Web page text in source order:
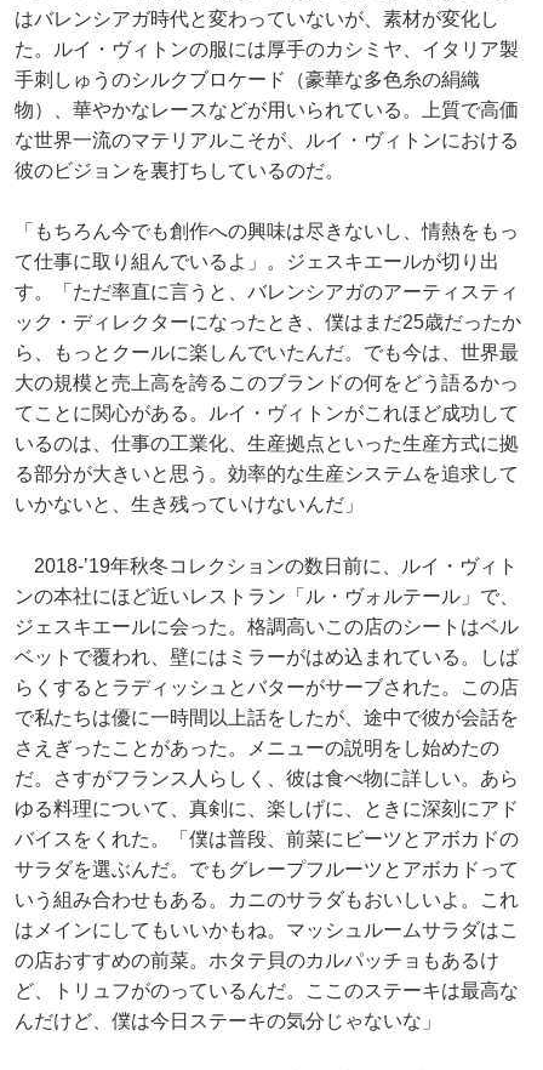
はバレンシアガ時代と変わっていないが、素材が変化し
た。ルイ・ヴィトンの服には厚手のカシミヤ、イタリア製
手刺しゅうのシルクブロケード（豪華な多色糸の絹織
物）、華やかなレースなどが用いられている。上質で高価
な世界一流のマテリアルこそが、ルイ・ヴィトンにおける
彼のビジョンを裏打ちしているのだ。
「もちろん今でも創作への興味は尽きないし、情熱をもっ
て仕事に取り組んでいるよ」。ジェスキエールが切り出
す。「ただ率直に言うと、バレンシアガのアーティスティ
ック・ディレクターになったとき、僕はまだ25歳だったか
ら、もっとクールに楽しんでいたんだ。でも今は、世界最
大の規模と売上高を誇るこのブランドの何をどう語るかっ
てことに関心がある。ルイ・ヴィトンがこれほど成功して
いるのは、仕事の工業化、生産拠点といった生産方式に拠
る部分が大きいと思う。効率的な生産システムを追求して
いかないと、生き残っていけないんだ」
2018-’19年秋冬コレクションの数日前に、ルイ・ヴィト
ンの本社にほど近いレストラン「ル・ヴォルテール」で、
ジェスキエールに会った。格調高いこの店のシートはベル
ベットで覆われ、壁にはミラーがはめ込まれている。しば
らくするとラディッシュとバターがサーブされた。この店
で私たちは優に一時間以上話をしたが、途中で彼が会話を
さえぎったことがあった。メニューの説明をし始めたの
だ。さすがフランス人らしく、彼は食べ物に詳しい。あら
ゆる料理について、真剣に、楽しげに、ときに深刻にアド
バイスをくれた。「僕は普段、前菜にビーツとアボカドの
サラダを選ぶんだ。でもグレープフルーツとアボカドって
いう組み合わせもある。カニのサラダもおいしいよ。これ
はメインにしてもいいかもね。マッシュルームサラダはこ
の店おすすめの前菜。ホタテ貝のカルパッチョもあるけ
ど、トリュフがのっているんだ。ここのステーキは最高な
んだけど、僕は今日ステーキの気分じゃないな」